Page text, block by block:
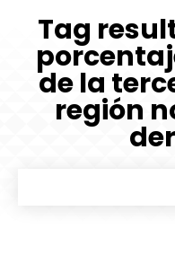
Tag
de la
región